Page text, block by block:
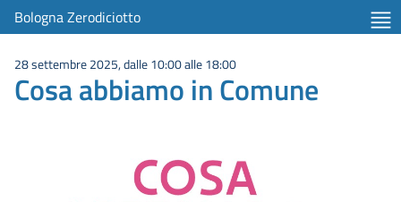
Bologna Zerodiciotto
28 settembre 2025, dalle 10:00 alle 18:00
Cosa abbiamo in Comune